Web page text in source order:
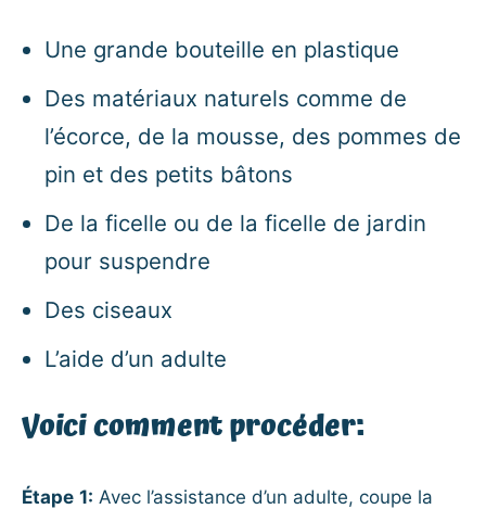
Une grande bouteille en plastique
Des matériaux naturels comme de
l’écorce, de la mousse, des pommes de
pin et des petits bâtons
De la ficelle ou de la ficelle de jardin
pour suspendre
Des ciseaux
L’aide d’un adulte
Voici comment procéder:
Étape 1: Avec l’assistance d’un adulte, coupe la